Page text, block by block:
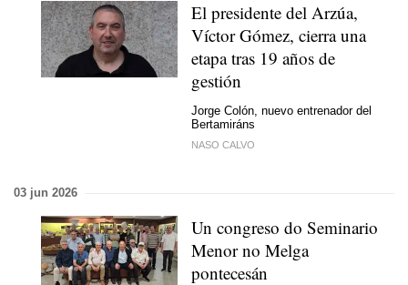
El presidente del Arzúa,
Víctor Gómez, cierra una
etapa tras 19 años de
gestión
Jorge Colón, nuevo entrenador del
Bertamiráns
NASO CALVO
03 jun 2026
Un congreso do Seminario
Menor no Melga
pontecesán